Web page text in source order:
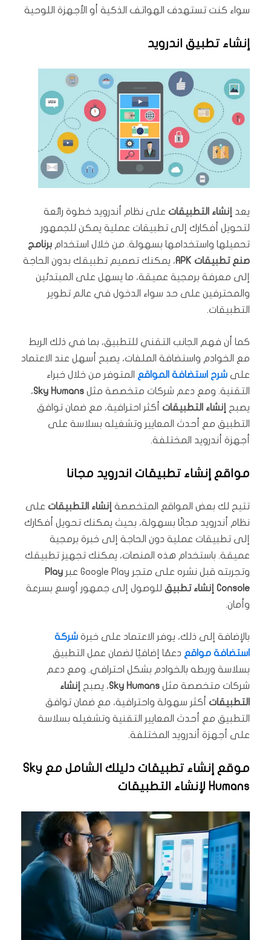
سواء كنت تستهدف الهواتف الذكية أو الأجهزة اللوحية
إنشاء تطبيق اندرويد
يعد إنشاء التطبيقات على نظام أندرويد خطوة رائعة
لتحويل أفكارك إلى تطبيقات عملية يمكن للجمهور
تحميلها واستخدامها بسهولة. من خلال استخدام برنامج
صنع تطبيقات APK
، يمكنك تصميم تطبيقك بدون الحاجة
إلى معرفة برمجية عميقة، ما يسهل على المبتدئين
والمحترفين على حد سواء الدخول في عالم تطوير
التطبيقات.
كما أن فهم الجانب التقني للتطبيق، بما في ذلك الربط
مع الخوادم واستضافة الملفات، يصبح أسهل عند الاعتماد
على شرح استضافة المواقع المتوفر من خلال خبراء
التقنية. ومع دعم شركات متخصصة مثل Sky Humans،
يصبح
إنشاء التطبيقات أكثر احترافية، مع ضمان توافق
التطبيق مع أحدث المعايير وتشغيله بسلاسة على
أجهزة أندرويد المختلفة.
مواقع إنشاء تطبيقات اندرويد مجانا
تتيح لك بعض المواقع المتخصصة إنشاء التطبيقات على
نظام أندرويد مجانًا بسهولة، بحيث يمكنك تحويل أفكارك
إلى تطبيقات عملية دون الحاجة إلى خبرة برمجية
عميقة. باستخدام هذه المنصات، يمكنك تجهيز تطبيقك
وتجربته قبل نشره على متجر Google Play عبر
Play
Console إنشاء تطبيق
للوصول إلى جمهور أوسع بسرعة
وأمان.
بالإضافة إلى ذلك، يوفر الاعتماد على خبرة شركة
استضافة مواقع دعمًا إضافيًا لضمان عمل التطبيق
بسلاسة وربطه بالخوادم بشكل احترافي. ومع دعم
شركات متخصصة مثل Sky Humans، يصبح
إنشاء
التطبيقات أكثر سهولة واحترافية، مع ضمان توافق
التطبيق مع أحدث المعايير التقنية وتشغيله بسلاسة
على أجهزة أندرويد المختلفة.
موقع إنشاء تطبيقات دليلك الشامل مع Sky
Humans لإنشاء التطبيقات